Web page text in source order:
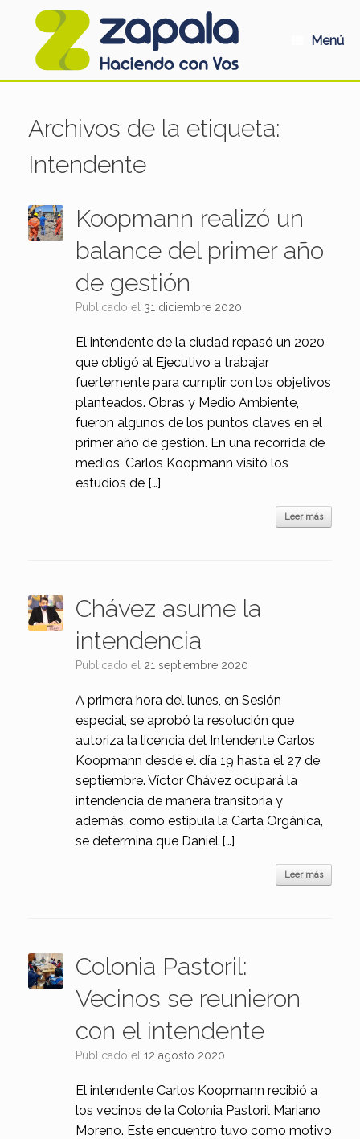
Menú
Archivos de la etiqueta:
Intendente
Koopmann realizó un
balance del primer año
de gestión
Publicado el 31 diciembre 2020
El intendente de la ciudad repasó un 2020
que obligó al Ejecutivo a trabajar
fuertemente para cumplir con los objetivos
planteados. Obras y Medio Ambiente,
fueron algunos de los puntos claves en el
primer año de gestión. En una recorrida de
medios, Carlos Koopmann visitó los
estudios de […]
Leer más
Chávez asume la
intendencia
Publicado el 21 septiembre 2020
A primera hora del lunes, en Sesión
especial, se aprobó la resolución que
autoriza la licencia del Intendente Carlos
Koopmann desde el día 19 hasta el 27 de
septiembre. Víctor Chávez ocupará la
intendencia de manera transitoria y
además, como estipula la Carta Orgánica,
se determina que Daniel […]
Leer más
Colonia Pastoril:
Vecinos se reunieron
con el intendente
Publicado el 12 agosto 2020
El intendente Carlos Koopmann recibió a
los vecinos de la Colonia Pastoril Mariano
Moreno. Este encuentro tuvo como motivo